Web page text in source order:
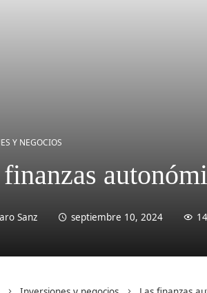
Y NEGOCIOS
Sanz septiembre 10, 2024